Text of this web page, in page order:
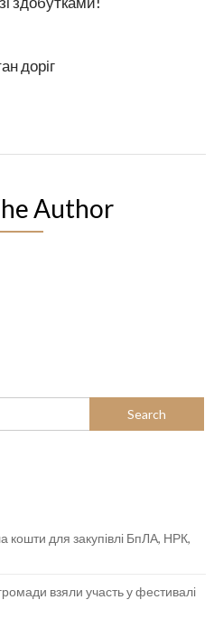
доріг
Author
кошти для закупівлі БпЛА, НРК,
взяли участь у фестивалі